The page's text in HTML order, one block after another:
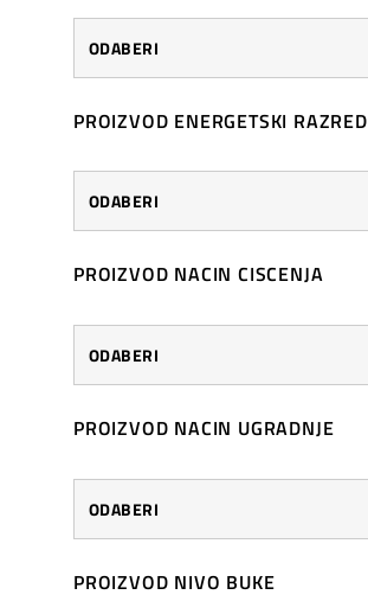
ODABERI
PROIZVOD ENERGETSKI RAZRED
ODABERI
PROIZVOD NACIN CISCENJA
ODABERI
PROIZVOD NACIN UGRADNJE
ODABERI
PROIZVOD NIVO BUKE